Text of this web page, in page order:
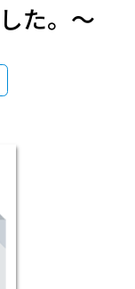
た。～